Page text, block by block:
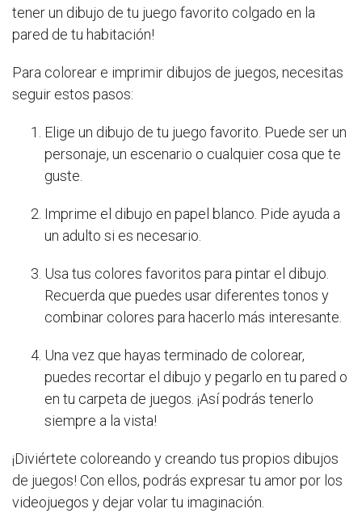
tener un dibujo de tu juego favorito colgado en la
pared de tu habitación!
Para colorear e imprimir dibujos de juegos, necesitas
seguir estos pasos:
Elige un dibujo de tu juego favorito. Puede ser un
personaje, un escenario o cualquier cosa que te
guste.
Imprime el dibujo en papel blanco. Pide ayuda a
un adulto si es necesario.
Usa tus colores favoritos para pintar el dibujo.
Recuerda que puedes usar diferentes tonos y
combinar colores para hacerlo más interesante.
Una vez que hayas terminado de colorear,
puedes recortar el dibujo y pegarlo en tu pared o
en tu carpeta de juegos. ¡Así podrás tenerlo
siempre a la vista!
¡Diviértete coloreando y creando tus propios dibujos
de juegos! Con ellos, podrás expresar tu amor por los
videojuegos y dejar volar tu imaginación.